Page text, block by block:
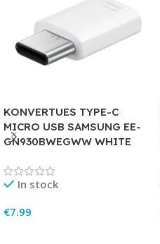
KONVERTUES TYPE-C
MICRO USB SAMSUNG EE-
GN930BWEGWW WHITE
In stock
€7.99